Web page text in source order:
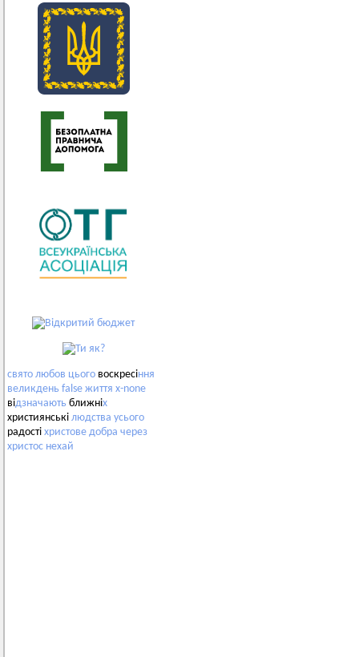
свято любов цього воскресіння
великдень false життя x-none
відзначають ближніх
християнські людства усього
радості христове добра через
христос нехай